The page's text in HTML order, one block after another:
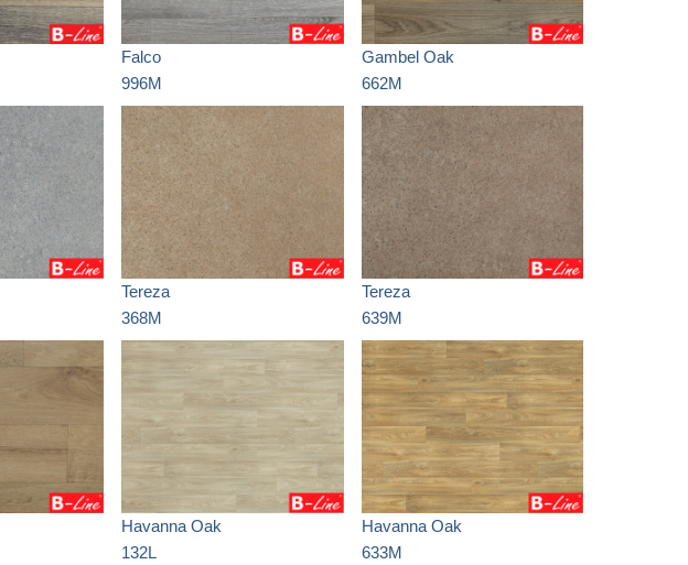
Falco
996M
Gambel Oak
662M
Tereza
368M
Tereza
639M
Havanna Oak
132L
Havanna Oak
633M